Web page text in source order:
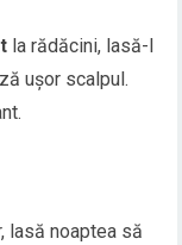
la rădăcini, lasă-l
ușor scalpul.
lasă noaptea să